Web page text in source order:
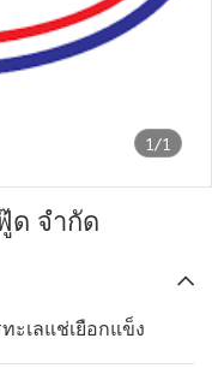
1/1
ด จำกัด
ะเลแช่เยือกแข็ง